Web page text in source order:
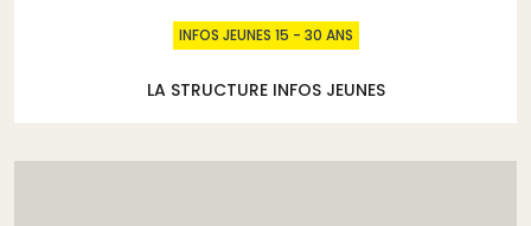
INFOS JEUNES 15 - 30 ANS
LA STRUCTURE INFOS JEUNES